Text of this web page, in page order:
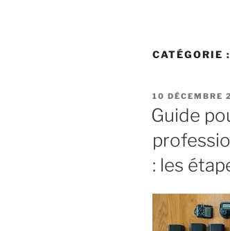
CATÉGORIE :
PUBLIÉ
LE
10 DÉCEMBRE
Guide
: les